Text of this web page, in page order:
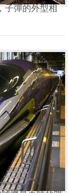
子彈的外型相